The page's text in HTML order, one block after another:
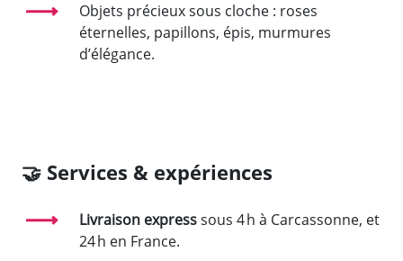
Objets précieux sous cloche : roses
éternelles, papillons, épis, murmures
d’élégance.
🤝 Services & expériences
Livraison expresssous 4 h à Carcassonne, et
24 h en France.